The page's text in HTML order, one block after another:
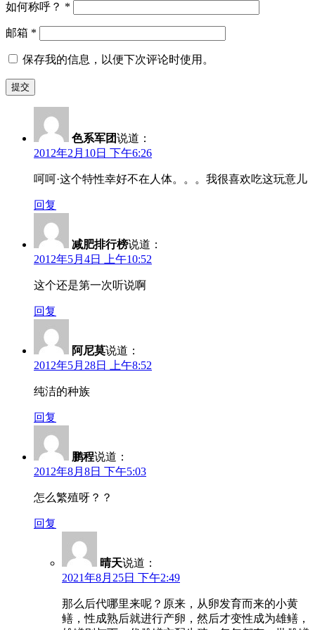
如何称呼？ *
邮箱 *
保存我的信息，以便下次评论时使用。
色系军团说道：
2012年2月10日 下午6:26
呵呵·这个特性幸好不在人体。。。我很喜欢吃这玩意儿
回复
减肥排行榜说道：
2012年5月4日 上午10:52
这个还是第一次听说啊
回复
阿尼莫说道：
2012年5月28日 上午8:52
纯洁的种族
回复
鹏程说道：
2012年8月8日 下午5:03
怎么繁殖呀？？
回复
晴天说道：
2021年8月25日 下午2:49
那么后代哪里来呢？原来，从卵发育而来的小黄
鳝，性成熟后就进行产卵，然后才变性成为雄鳝，